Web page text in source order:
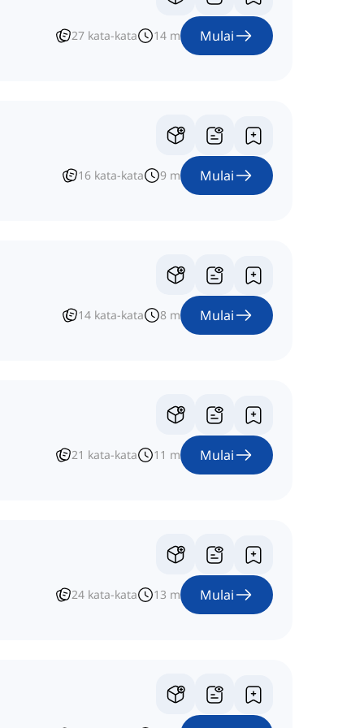
27 kata-kata 14 m Mulai
16 kata-kata 9 m Mulai
14 kata-kata 8 m Mulai
21 kata-kata 11 m Mulai
24 kata-kata 13 m Mulai